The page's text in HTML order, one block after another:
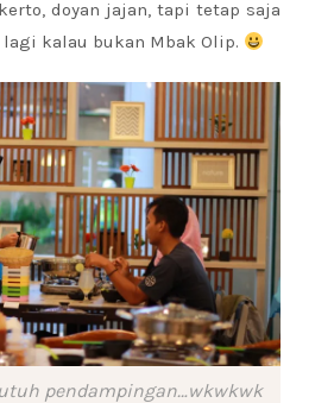
doyan jajan, tapi tetap saja
kalau bukan Mbak Olip.
pendampingan…wkwkwk